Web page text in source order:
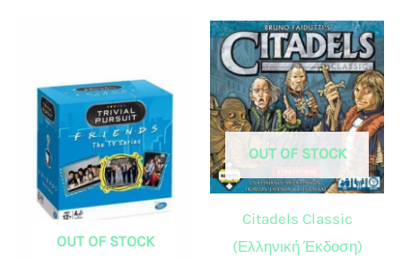
OUT OF STOCK
OUT OF STOCK
Citadels Classic
(Ελληνική Έκδοση)